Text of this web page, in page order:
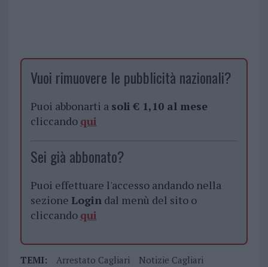
Vuoi rimuovere le pubblicità nazionali?
Puoi abbonarti a soli € 1,10 al mese
cliccando qui
Sei già abbonato?
Puoi effettuare l'accesso andando nella
sezione Logindal menù del sito o
cliccando qui
TEMI: Arrestato Cagliari
Notizie Cagliari